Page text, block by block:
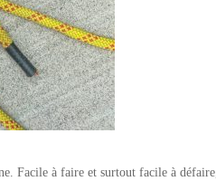
Facile à faire et surtout facile à